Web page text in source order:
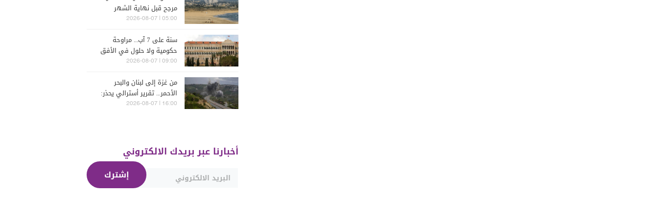
مرجح قبل نهاية الشهر
05:00 | 2026-08-07
سنة على 7 آب... مراوحة
حكومية ولا حلول في الأفق
المنظور
09:00 | 2026-08-07
من غزة إلى لبنان والبحر
الأحمر... تقرير أسترالي يحذر:
الشرق الأوسط يدخل أخطر
16:00 | 2026-08-07
أخبارنا عبر بريدك الالكتروني
إشترك